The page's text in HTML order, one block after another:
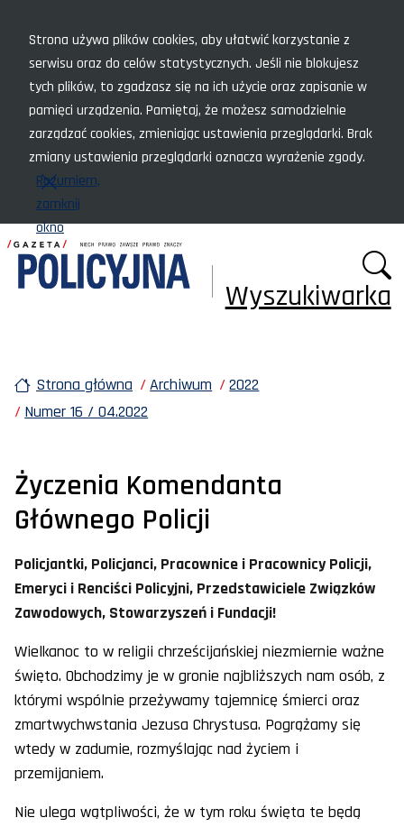
Strona używa plików cookies, aby ułatwić korzystanie z
serwisu oraz do celów statystycznych. Jeśli nie blokujesz
tych plików, to zgadzasz się na ich użycie oraz zapisanie w
pamięci urządzenia. Pamiętaj, że możesz samodzielnie
zarządzać cookies, zmieniając ustawienia przeglądarki. Brak
zmiany ustawienia przeglądarki oznacza wyrażenie zgody.
Rozumiem,
zamknij
okno
Wyszukiwarka
Strona główna Archiwum
2022
Numer 16 / 04.2022
Życzenia Komendanta
Głównego Policji
Policjantki, Policjanci, Pracownice i Pracownicy Policji,
Emeryci i Renciści Policyjni, Przedstawiciele Związków
Zawodowych, Stowarzyszeń i Fundacji!
Wielkanoc to w religii chrześcijańskiej niezmiernie ważne
święto. Obchodzimy je w gronie najbliższych nam osób, z
którymi wspólnie przeżywamy tajemnicę śmierci oraz
zmartwychwstania Jezusa Chrystusa. Pogrążamy się
wtedy w zadumie, rozmyślając nad życiem i
przemijaniem.
Nie ulega wątpliwości, że w tym roku święta te będą